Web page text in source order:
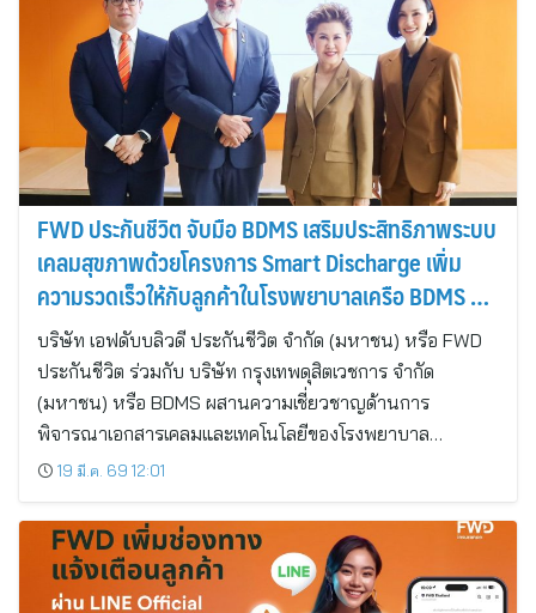
FWD ประกันชีวิต จับมือ BDMS เสริมประสิทธิภาพระบบ
เคลมสุขภาพด้วยโครงการ Smart Discharge เพิ่ม
ความรวดเร็วให้กับลูกค้าในโรงพยาบาลเครือ BDMS 23
แห่ง
บริษัท เอฟดับบลิวดี ประกันชีวิต จำกัด (มหาชน) หรือ FWD
ประกันชีวิต ร่วมกับ บริษัท กรุงเทพดุสิตเวชการ จำกัด
(มหาชน) หรือ BDMS ผสานความเชี่ยวชาญด้านการ
พิจารณาเอกสารเคลมและเทคโนโลยีของโรงพยาบาล…
19 มี.ค. 69 12:01